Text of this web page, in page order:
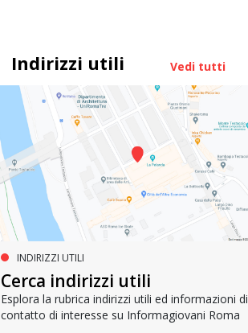
SERVIZI SOCIALI E AI CITTADINI
Inclusione e opportunità per
giovani con disabilità
Indirizzi utili Vedi tutti
INDIRIZZI UTILI
Cerca indirizzi utili
Esplora la rubrica indirizzi utili ed informazioni di
contatto di interesse su Informagiovani Roma